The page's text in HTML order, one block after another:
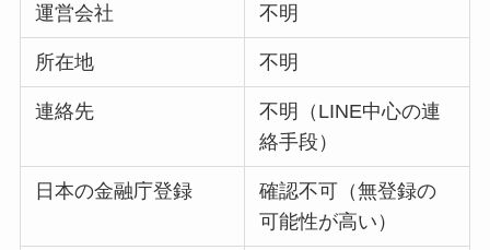
運営会社 不明
所在地 不明
連絡先
不明（LINE中心の連
絡手段）
日本の金融庁登録
確認不可（無登録の
可能性が高い）